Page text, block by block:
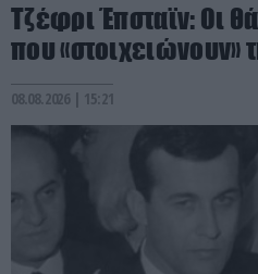
Τζέφρι Έπσταϊν: Οι
που «στοιχειώνουν»
08.08.2026 | 15:21